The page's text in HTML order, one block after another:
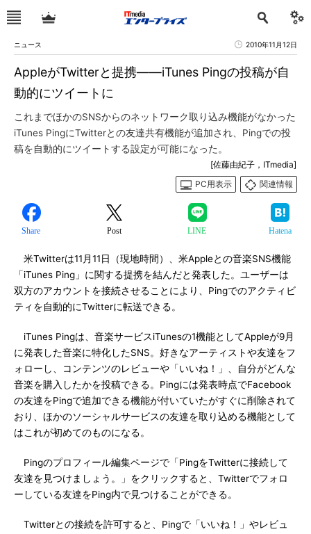
ニュース 2010年11月12日
AppleがTwitterと提携――iTunes Pingの投稿が自
動的にツイートに
これまでほかのSNSからのネットワーク取り込み機能がなかった
iTunes PingにTwitterとの友達共有機能が追加され、Pingでの投
稿を自動的にツイートする設定が可能になった。
[佐藤由紀子，ITmedia]
PC用表示
関連情報
Share Post LINE Hatena
米Twitterは11月11日（現地時間）、米Appleとの音楽SNS機能
「iTunes Ping」に関する提携を結んだと発表した。ユーザーは
双方のアカウントを接続させることにより、Pingでのアクティビ
ティを自動的にTwitterに転送できる。
iTunes Pingは、音楽サービスiTunesの1機能としてAppleが9月
に発表した音楽に特化したSNS。好きなアーティストや友達をフ
ォローし、コンテンツのレビューや「いいね！」、自分がどんな
音楽を購入したかを投稿できる。Pingには発表時点でFacebook
の友達をPingで追加できる機能が付いていたがすぐに削除されて
おり、ほかのソーシャルサービスの友達を取り込める機能として
はこれが初めてのものになる。
Pingのプロフィール編集ページで「PingをTwitterに接続して
友達を見つけましょう。」をクリックすると、Twitterでフォロ
ーしている友達をPing内で見つけることができる。
Twitterとの接続を許可すると、Pingで「いいね！」やレビュ